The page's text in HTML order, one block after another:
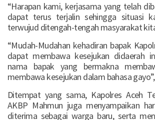
“Harapan kami, kerjasama yang telah
dapat terus terjalin sehingga situasi
terwujud ditengah-tengah masyarakat
“Mudah-Mudahan kehadiran bapak
dapat membawa kesejukan didaerah
nama bapak yang bermakna
membawa kesejukan dalam bahasa
Ditempat yang sama, Kapolres Aceh
AKBP Mahmun juga menyampaikan
diterima sebagai warga baru, serta